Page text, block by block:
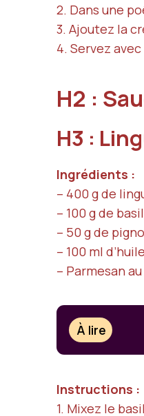
2. Dans une
3. Ajoutez la
4. Servez
H2 :
H3 :
Ingrédients :
– 400 g de
– 100 g de
– 50 g de
– 100 ml
– Parmesan
À lire
Instructions :
1. Mixez le